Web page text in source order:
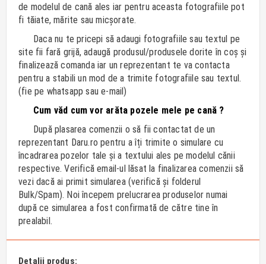
de modelul de cană ales iar pentru aceasta fotografiile pot
fi tăiate, mărite sau micșorate.
Daca nu te pricepi să adaugi fotografiile sau textul pe
site fii fară grijă, adaugă produsul/produsele dorite în coș și
finalizează comanda iar un reprezentant te va contacta
pentru a stabili un mod de a trimite fotografiile sau textul.
(fie pe whatsapp sau e-mail)
Cum văd cum vor arăta pozele mele pe cană ?
După plasarea comenzii o să fii contactat de un
reprezentant Daru.ro pentru a îți trimite o simulare cu
încadrarea pozelor tale și a textului ales pe modelul cănii
respective. Verifică email-ul lăsat la finalizarea comenzii să
vezi dacă ai primit simularea (verifică și folderul
Bulk/Spam). Noi începem prelucrarea produselor numai
după ce simularea a fost confirmată de către tine în
prealabil.
Detalii produs: